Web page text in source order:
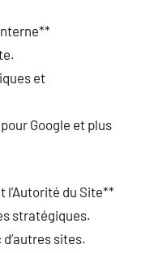
et
Google et plus
l’Autorité du Site**
stratégiques.
sites.